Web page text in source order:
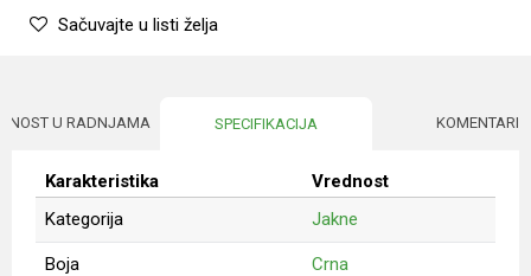
Sačuvajte u listi želja
U RADNJAMA SPECIFIKACIJA KOMENTARI
Karakteristika
Vrednost
Kategorija
Jakne
Boja Crna